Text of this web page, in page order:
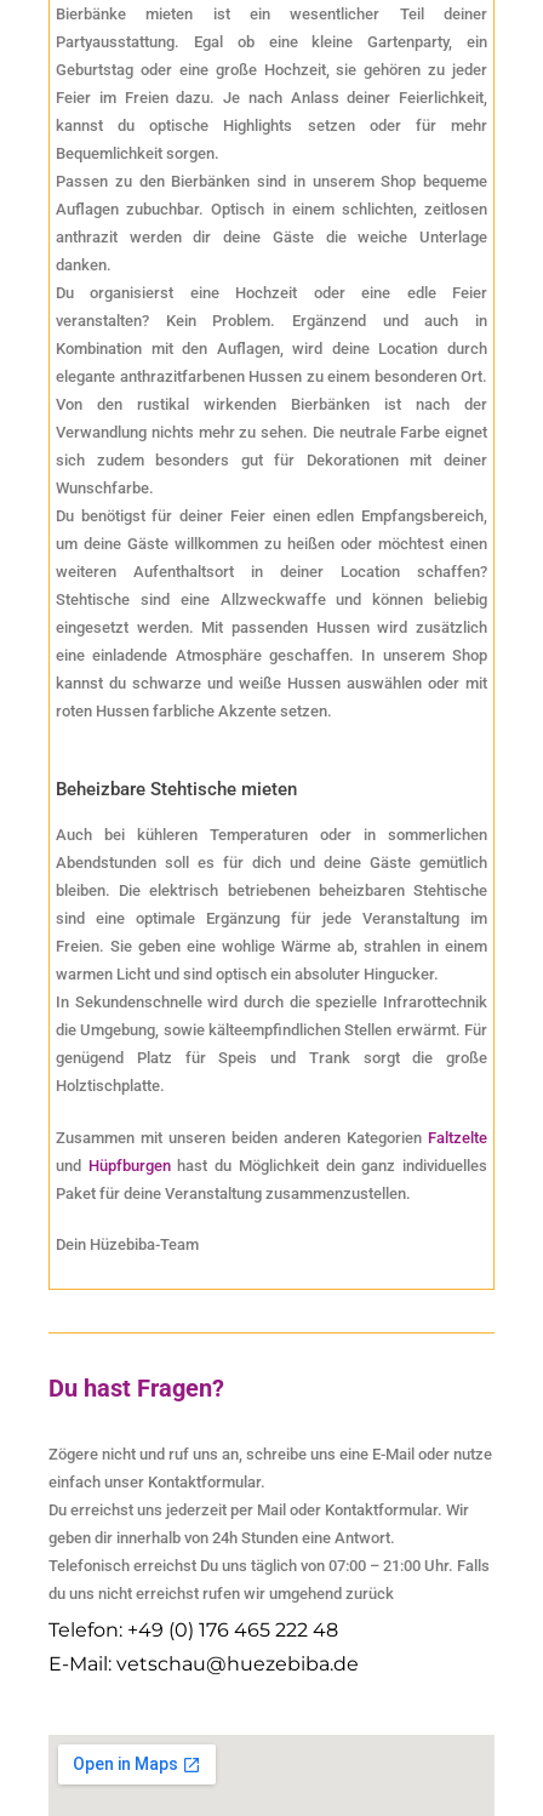
Bierbänke mieten ist ein wesentlicher Teil deiner
Partyausstattung. Egal ob eine kleine Gartenparty, ein
Geburtstag oder eine große Hochzeit, sie gehören zu jeder
Feier im Freien dazu. Je nach Anlass deiner Feierlichkeit,
kannst du optische Highlights setzen oder für mehr
Bequemlichkeit sorgen.
Passen zu den Bierbänken sind in unserem Shop bequeme
Auflagen zubuchbar. Optisch in einem schlichten, zeitlosen
anthrazit werden dir deine Gäste die weiche Unterlage
danken.
Du organisierst eine Hochzeit oder eine edle Feier
veranstalten? Kein Problem. Ergänzend und auch in
Kombination mit den Auflagen, wird deine Location durch
elegante anthrazitfarbenen Hussen zu einem besonderen Ort.
Von den rustikal wirkenden Bierbänken ist nach der
Verwandlung nichts mehr zu sehen. Die neutrale Farbe eignet
sich zudem besonders gut für Dekorationen mit deiner
Wunschfarbe.
Du benötigst für deiner Feier einen edlen Empfangsbereich,
um deine Gäste willkommen zu heißen oder möchtest einen
weiteren Aufenthaltsort in deiner Location schaffen?
Stehtische sind eine Allzweckwaffe und können beliebig
eingesetzt werden. Mit passenden Hussen wird zusätzlich
eine einladende Atmosphäre geschaffen. In unserem Shop
kannst du schwarze und weiße Hussen auswählen oder mit
roten Hussen farbliche Akzente setzen.
Beheizbare Stehtische mieten
Auch bei kühleren Temperaturen oder in sommerlichen
Abendstunden soll es für dich und deine Gäste gemütlich
bleiben. Die elektrisch betriebenen beheizbaren Stehtische
sind eine optimale Ergänzung für jede Veranstaltung im
Freien. Sie geben eine wohlige Wärme ab, strahlen in einem
warmen Licht und sind optisch ein absoluter Hingucker.
In Sekundenschnelle wird durch die spezielle Infrarottechnik
die Umgebung, sowie kälteempfindlichen Stellen erwärmt. Für
genügend Platz für Speis und Trank sorgt die große
Holztischplatte.
Zusammen mit unseren beiden anderen Kategorien Faltzelte
und Hüpfburgenhast du Möglichkeit dein ganz individuelles
Paket für deine Veranstaltung zusammenzustellen.
Dein Hüzebiba-Team
Du hast Fragen?
Zögere nicht und ruf uns an, schreibe uns eine E-Mail oder nutze
einfach unser Kontaktformular.
Du erreichst uns jederzeit per Mail oder Kontaktformular. Wir
geben dir innerhalb von 24h Stunden eine Antwort.
Telefonisch erreichst Du uns täglich von 07:00 – 21:00 Uhr. Falls
du uns nicht erreichst rufen wir umgehend zurück
Telefon: +49 (0) 176 465 222 48
E-Mail: vetschau@huezebiba.de